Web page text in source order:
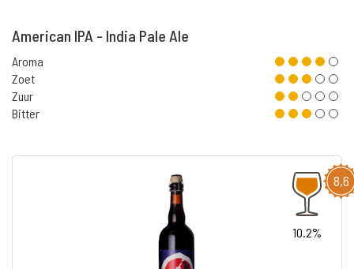
American IPA - India Pale Ale
Aroma
Zoet
Zuur
Bitter
8,6
10.2%